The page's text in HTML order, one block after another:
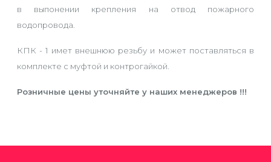
в выпонении крепления на отвод пожарного
водопровода.
КПК - 1 имет внешнюю резьбу и может поставляться в
комплекте с муфтой и контрогайкой.
Розничные цены уточняйте у наших менеджеров !!!